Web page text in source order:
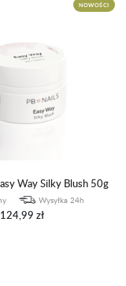
NOWOŚCI
Way Silky Blush 50g
Wysyłka 24h
124,99 zł